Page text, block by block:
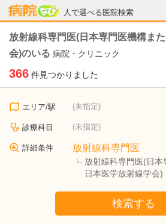
人で選べる医院検索
病院なび
放射線科専門医(日本専門医機構ま
会)のいる 病院・クリニック
366 件見つかりました
エリア/駅 (未指定)
診療科目 (未指定)
詳細条件 放射線科専門医
放射線科専門医(日本
日本医学放射線学会)
検索する